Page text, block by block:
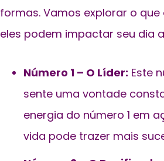
formas. Vamos explorar o
eles podem impactar seu dia
Número 1 – O Líder: Este
sente uma vontade
energia do número 1 em
vida pode trazer mais